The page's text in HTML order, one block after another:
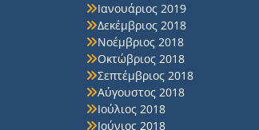
Ιανουάριος 2019
Δεκέμβριος 2018
Νοέμβριος 2018
Οκτώβριος 2018
Σεπτέμβριος 2018
Αύγουστος 2018
Ιούλιος 2018
Ιούνιος 2018